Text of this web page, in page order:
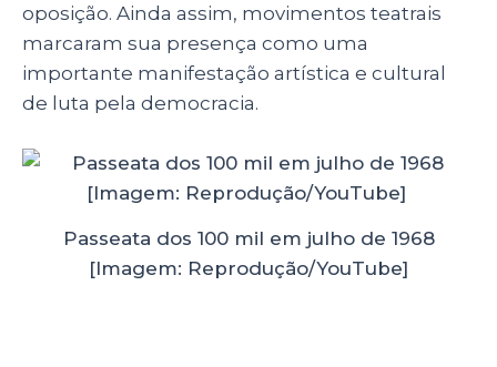
oposição. Ainda assim, movimentos teatrais
marcaram sua presença como uma
importante manifestação artística e cultural
de luta pela democracia.
Passeata dos 100 mil em julho de 1968
[Imagem: Reprodução/YouTube]